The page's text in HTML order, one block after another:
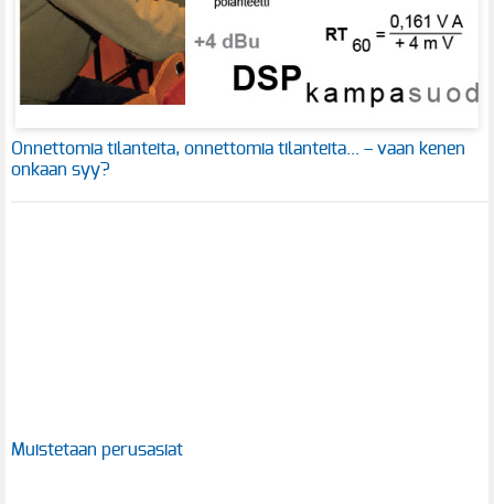
Onnettomia tilanteita, onnettomia tilanteita... – vaan kenen
onkaan syy?
Muistetaan perusasiat